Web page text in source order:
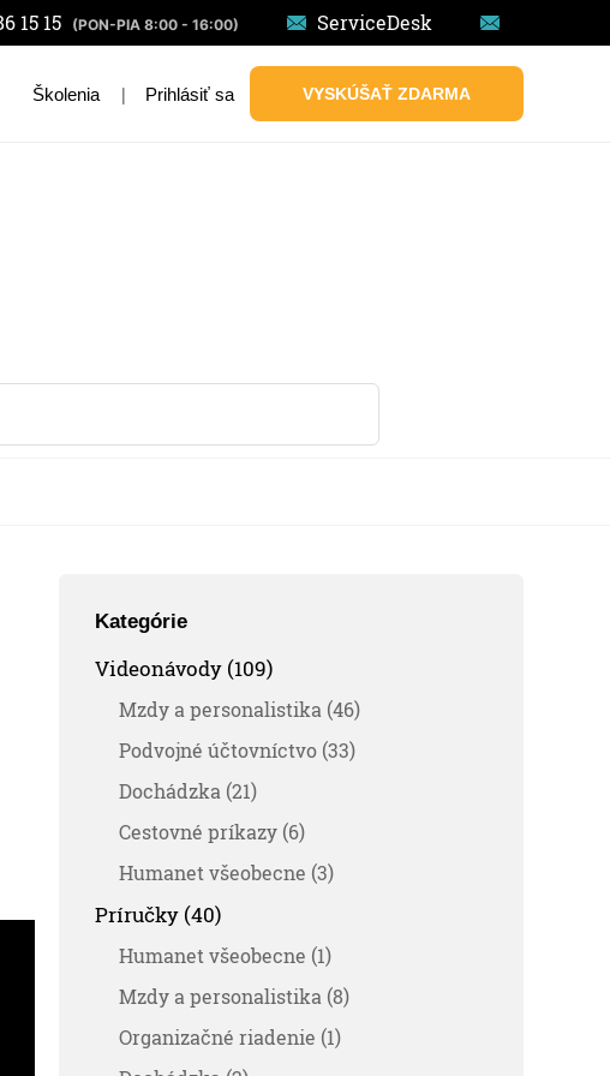
15 15 (PON-PIA 8:00 - 16:00) ServiceDesk
Školenia | Prihlásiť sa VYSKÚŠAŤ ZDARMA
Kategórie
Videonávody (109)
Mzdy a personalistika (46)
Podvojné účtovníctvo (33)
Dochádzka (21)
Cestovné príkazy (6)
Humanet všeobecne (3)
Príručky (40)
Humanet všeobecne (1)
Mzdy a personalistika (8)
Organizačné riadenie (1)